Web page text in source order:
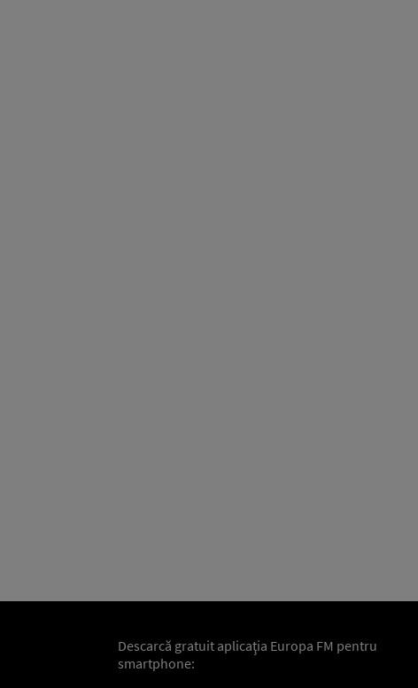
Descarcă gratuit aplicaţia Europa FM pentru
smartphone: